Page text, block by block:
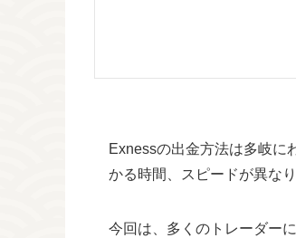
Exnessの出金方法は多岐に
かる時間、スピードが異なり
今回は、多くのトレーダー